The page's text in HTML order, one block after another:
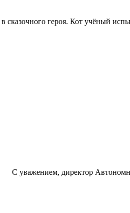
героя. Кот учёный
С уважением, директор